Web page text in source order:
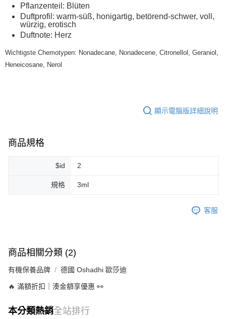
運送方式
全家取貨付款
每筆NT$80，滿NT$999(含以上)免運費
全家純取貨 (先付款
每筆NT$100，滿NT$999(含以上)免運費
離島宅配（澎湖、金門、馬祖、小琉球）
Pflanzenteil: Blüten
Duftprofil: warm-süß, honigartig, betörend-schwer, voll,
würzig, erotisch
Duftnote: Herz
Wichtigste Chemotypen: Nonadecane, Nonadecene, Citronellol, Geraniol,
Heneicosane, Nerol
顯示電腦版詳細說明
商品規格
$id 2
規格 3ml
客服
商品相關分類 (2)
有機保養品牌 德國 Oshadhi 歐莎迪
🔥 滿額折扣｜湊金額享優惠 👀
本分類熱銷全站排行